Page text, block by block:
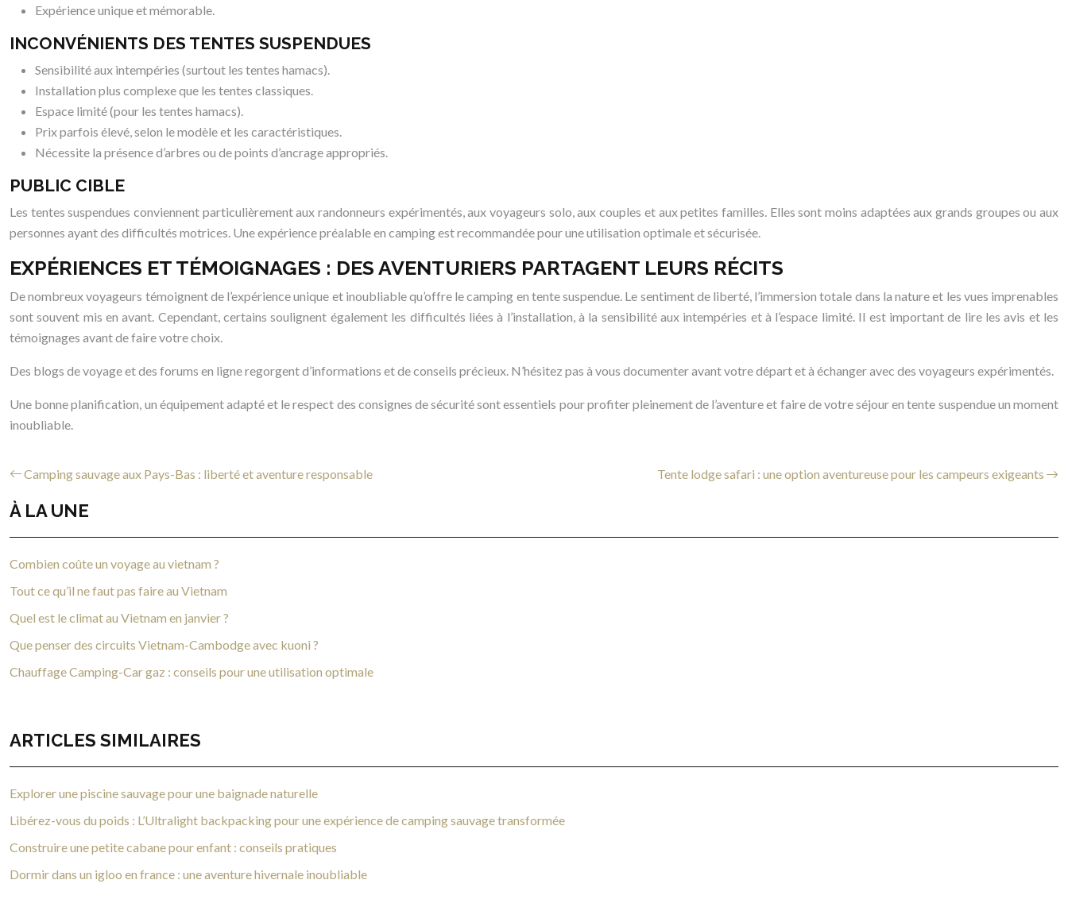
Expérience unique et mémorable.
INCONVÉNIENTS DES TENTES SUSPENDUES
Sensibilité aux intempéries (surtout les tentes hamacs).
Installation plus complexe que les tentes classiques.
Espace limité (pour les tentes hamacs).
Prix parfois élevé, selon le modèle et les caractéristiques.
Nécessite la présence d’arbres ou de points d’ancrage appropriés.
PUBLIC CIBLE
Les tentes suspendues conviennent particulièrement aux randonneurs expérimentés, aux voyageurs solo, aux couples et aux petites familles. Elles sont moins adaptées aux grands groupes ou aux
personnes ayant des difficultés motrices. Une expérience préalable en camping est recommandée pour une utilisation optimale et sécurisée.
EXPÉRIENCES ET TÉMOIGNAGES : DES AVENTURIERS PARTAGENT LEURS RÉCITS
De nombreux voyageurs témoignent de l’expérience unique et inoubliable qu’offre le camping en tente suspendue. Le sentiment de liberté, l’immersion totale dans la nature et les vues imprenables
sont souvent mis en avant. Cependant, certains soulignent également les difficultés liées à l’installation, à la sensibilité aux intempéries et à l’espace limité. Il est important de lire les avis et les
témoignages avant de faire votre choix.
Des blogs de voyage et des forums en ligne regorgent d’informations et de conseils précieux. N’hésitez pas à vous documenter avant votre départ et à échanger avec des voyageurs expérimentés.
Une bonne planification, un équipement adapté et le respect des consignes de sécurité sont essentiels pour profiter pleinement de l’aventure et faire de votre séjour en tente suspendue un moment
inoubliable.
Camping sauvage aux Pays-Bas : liberté et aventure responsable Tente lodge safari : une option aventureuse pour les campeurs exigeants
À LA UNE
Combien coûte un voyage au vietnam ?
Tout ce qu’il ne faut pas faire au Vietnam
Quel est le climat au Vietnam en janvier ?
Que penser des circuits Vietnam-Cambodge avec kuoni ?
Chauffage Camping-Car gaz : conseils pour une utilisation optimale
ARTICLES SIMILAIRES
Explorer une piscine sauvage pour une baignade naturelle
Libérez-vous du poids : L’Ultralight backpacking pour une expérience de camping sauvage transformée
Construire une petite cabane pour enfant : conseils pratiques
Dormir dans un igloo en france : une aventure hivernale inoubliable